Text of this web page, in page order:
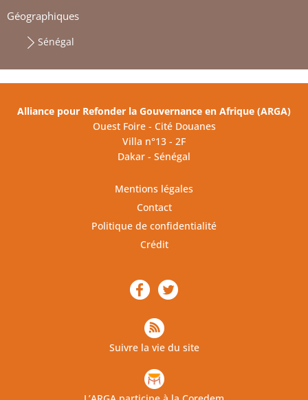
Géographiques
Sénégal
Alliance pour Refonder la Gouvernance en Afrique (ARGA)
Ouest Foire - Cité Douanes
Villa n°13 - 2F
Dakar - Sénégal
Mentions légales
Contact
Politique de confidentialité
Crédit
Suivre la vie du site